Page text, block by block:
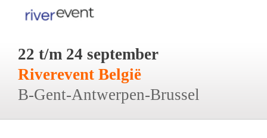
22 t/m 24 september
Riverevent België
B-Gent-Antwerpen-Brussel